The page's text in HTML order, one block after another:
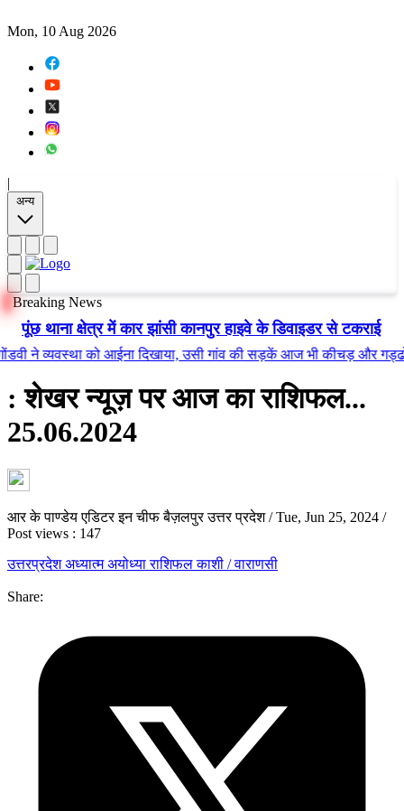
Mon, 10 Aug 2026
|
अन्य
Breaking News
पूंछ थाना क्षेत्र में कार झांसी कानपुर हाइवे के डिवाइडर से टकराई
व्यवस्था को आईना दिखाया, उसी गांव की सड़कें आज भी कीचड़ और गड्ढों में
: शेखर न्यूज़ पर आज का राशिफल...
25.06.2024
आर के पाण्डेय एडिटर इन चीफ बैज़लपुर उत्तर प्रदेश/Tue, Jun 25, 2024 /
Post views : 147
उत्तरप्रदेशअध्यात्मअयोध्याराशिफलकाशी / वाराणसी
Share: